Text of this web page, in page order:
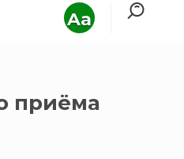
Aa
приёма